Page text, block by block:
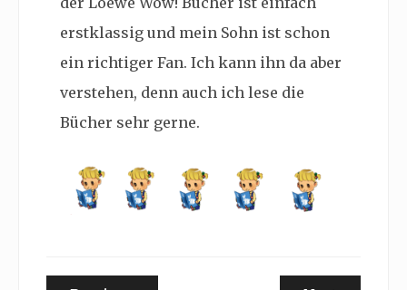
erstklassig und mein Sohn ist schon
ein richtiger Fan. Ich kann ihn da aber
verstehen, denn auch ich lese die
Bücher sehr gerne.